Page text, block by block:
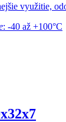
využitie,
: -40 až +100°C